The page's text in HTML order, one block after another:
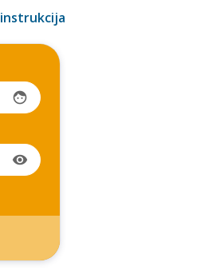
instrukcija
face
visibility